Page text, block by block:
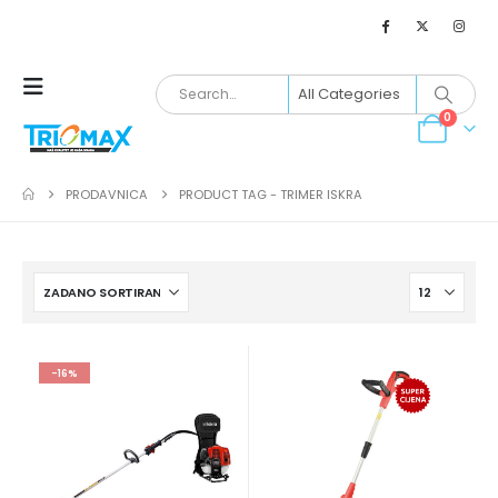
0
PRODAVNICA PRODUCT TAG -TRIMER ISKRA
-16%